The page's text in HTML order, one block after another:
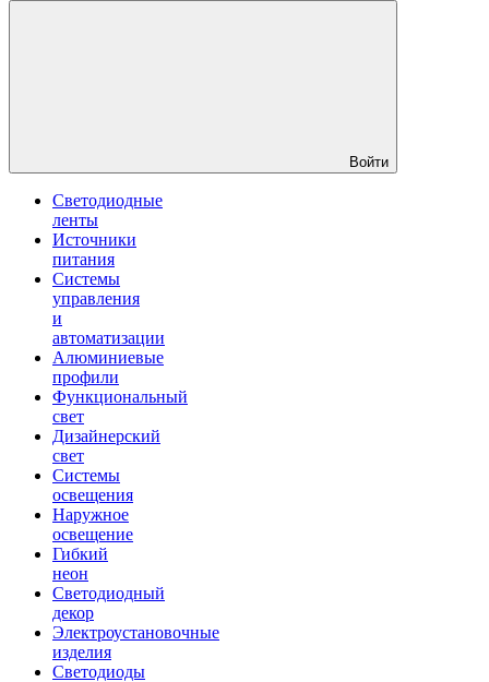
Войти
Светодиодные
ленты
Источники
питания
Системы
управления
и
автоматизации
Алюминиевые
профили
Функциональный
свет
Дизайнерский
свет
Системы
освещения
Наружное
освещение
Гибкий
неон
Светодиодный
декор
Электроустановочные
изделия
Светодиоды